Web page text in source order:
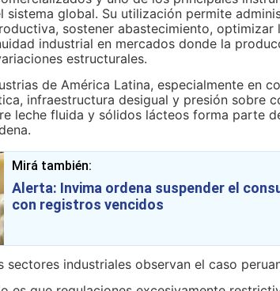
sistema global. Su utilización permite
sostener abastecimiento, optimizar
industrial en mercados donde la
estructurales.
de América Latina, especialmente en
infraestructura desigual y presión sobre
leche fluida y sólidos lácteos forma parte
Mirá también:
Alerta: Invima ordena suspender el
con registros vencidos
sectores industriales observan el caso